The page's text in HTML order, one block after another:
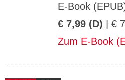
E-Book
€ 7,99 (D) | €
Zum E-Book